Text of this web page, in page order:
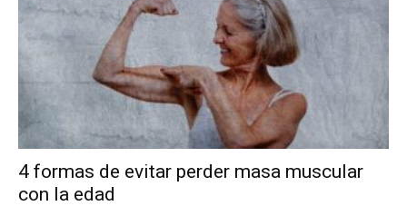
4 formas de evitar perder masa muscular
con la edad